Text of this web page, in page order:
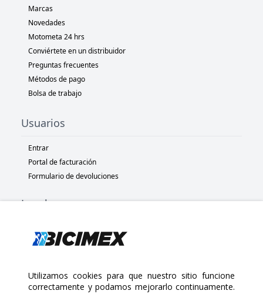
Marcas
Novedades
Motometa 24 hrs
Conviértete en un distribuidor
Preguntas frecuentes
Métodos de pago
Bolsa de trabajo
Usuarios
Entrar
Portal de facturación
Formulario de devoluciones
Legal
Políticas de privacidad
Políticas de devolución
Utilizamos cookies para que nuestro sitio funcione
correctamente y podamos mejorarlo continuamente.